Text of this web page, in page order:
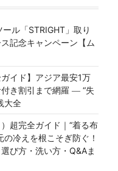
ル「STRIGHT」取り
記念キャンペーン【ム
ガイド】アジア最安1万
き割引まで網羅 ― “失
大全
超完全ガイド｜“着る布
の冷えを根こそぎ防ぐ！
び方・洗い方・Q&Aま